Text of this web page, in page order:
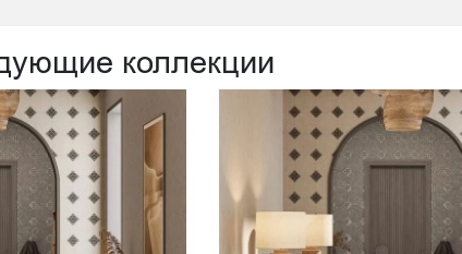
коллекции